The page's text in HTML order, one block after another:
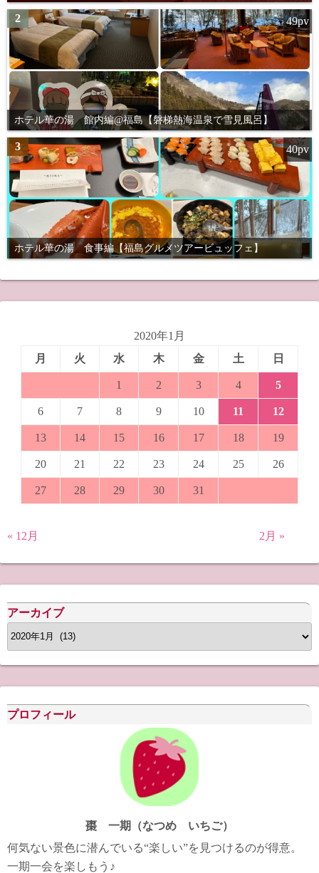
2
ホテル華の湯 館内編@福島【磐梯熱海温泉で雪見風呂】
49pv
3
ホテル華の湯 食事編【福島グルメツアービュッフェ】
40pv
2020年1月
月
火 水 木 金 土 日
1 2 3 4 5
6 7 8 9 10 11 12
13 14 15 16 17 18 19
20 21 22 23 24 25 26
27 28 29 30 31
« 12月 2月 »
アーカイブ
ア
ー
カ
イ
ブ
プロフィール
棗 一期（なつめ いちご）
何気ない景色に潜んでいる“楽しい”を見つけるのが得意。
一期一会を楽しもう♪